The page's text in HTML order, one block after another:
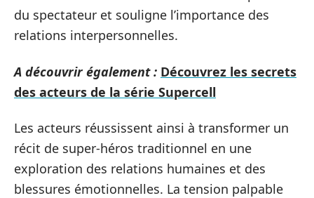
du spectateur et souligne l’importance des
relations interpersonnelles.
A découvrir également : Découvrez les secrets
des acteurs de la série Supercell
Les acteurs réussissent ainsi à transformer un
récit de super-héros traditionnel en une
exploration des relations humaines et des
blessures émotionnelles. La tension palpable